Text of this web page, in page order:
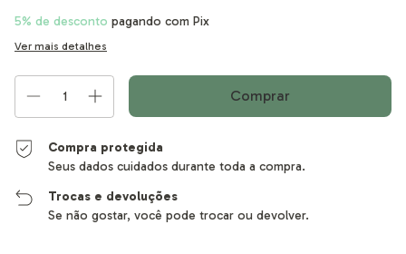
5% de desconto pagando com Pix
Ver mais detalhes
Compra protegida
Seus dados cuidados durante toda a compra.
Trocas e devoluções
Se não gostar, você pode trocar ou devolver.